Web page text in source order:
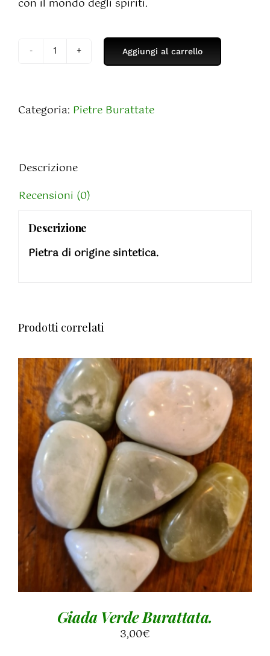
con il mondo degli spiriti.
Opalite
Aggiungi al carrello
Categoria: Pietre Burattate
Descrizione
Recensioni (0)
Descrizione
Pietra di origine sintetica.
Prodotti correlati
AGGIUNGI AL CARRELLO DETTAGLI
Giada Verde Burattata.
3,00€